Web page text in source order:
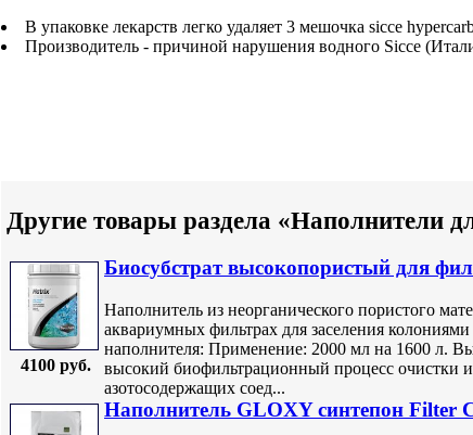
В упаковке лекарств легко удаляет 3 мешочка sicce
Производитель - причиной нарушения водного Sicce
Другие товары раздела «Наполнители
4100 руб.
Биосубстрат высокопористый для
Наполнитель из неорганического пористого
аквариумных фильтрах для заселения
наполнителя: Применение: 2000 мл на 1600 л.
высокий биофильтрационный процесс очистки
азотосодержащих соед...
Наполнитель GLOXY синтепон Filter